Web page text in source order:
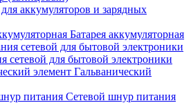
аккумуляторов и зарядных
Батарея аккумуляторная
сетевой для бытовой электроники
Гальванический
Сетевой шнур питания